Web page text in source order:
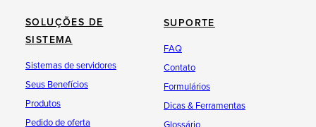
SOLUÇÕES DE
SISTEMA
Sistemas de servidores
Seus Benefícios
Produtos
Pedido de oferta
SUPORTE
FAQ
Contato
Formulários
Dicas & Ferramentas